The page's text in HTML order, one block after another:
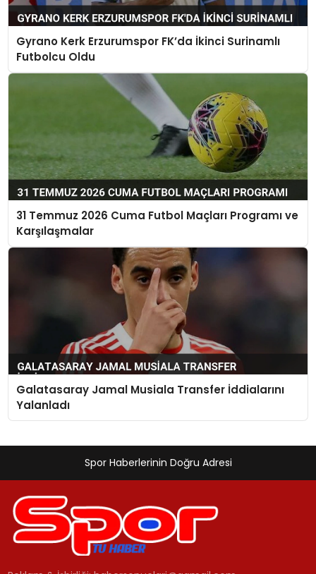
Gyrano Kerk Erzurumspor FK’da İkinci Surinamlı
Futbolcu Oldu
31 Temmuz 2026 Cuma Futbol Maçları Programı ve
Karşılaşmalar
Galatasaray Jamal Musiala Transfer İddialarını
Yalanladı
Spor Haberlerinin Doğru Adresi